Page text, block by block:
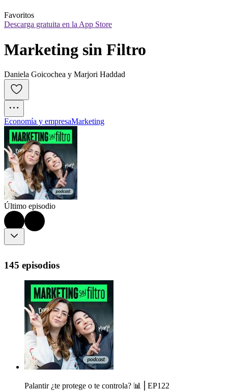
Favoritos
Descarga gratuita en la App Store
Marketing sin Filtro
Daniela Goicochea y Marjori Haddad
Economía y empresaMarketing
Último episodio
145 episodios
Palantir ¿te protege o te controla? 📊⎪EP122